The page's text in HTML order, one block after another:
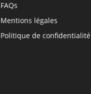
FAQs
Mentions légales
Politique de confidentialité